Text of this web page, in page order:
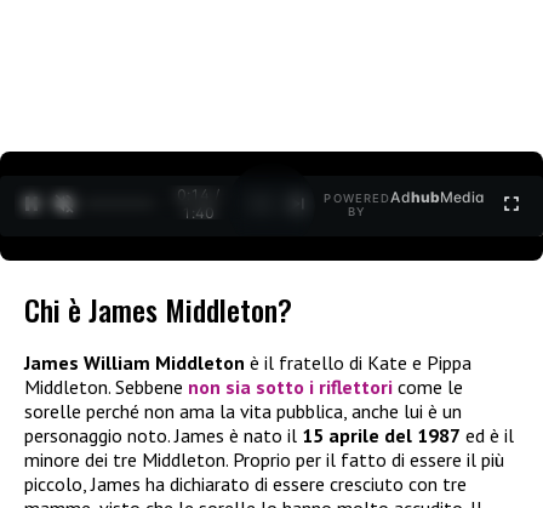
0:15 /
1:40
POWERED
BY
AdhubMedia
Chi è James Middleton?
James William Middleton è il fratello di Kate e Pippa
Middleton. Sebbene non sia sotto i riflettori come le
sorelle perché non ama la vita pubblica, anche lui è un
personaggio noto. James è nato il 15 aprile del 1987 ed è il
minore dei tre Middleton. Proprio per il fatto di essere il più
piccolo, James ha dichiarato di essere cresciuto con tre